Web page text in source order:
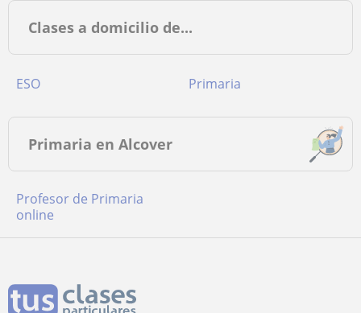
Clases a domicilio de...
ESO Primaria
Primaria en Alcover
Profesor de Primaria
online